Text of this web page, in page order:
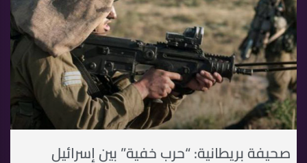
صحيفة بريطانية: “حرب خفية” بين إسرائيل